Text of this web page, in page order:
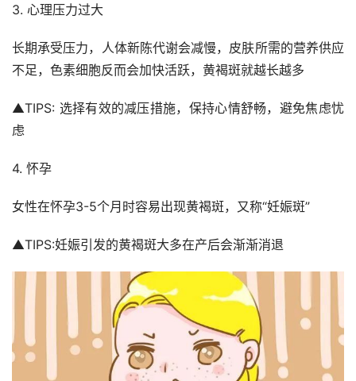
3. 心理压力过大
长期承受压力，人体新陈代谢会减慢，皮肤所需的营养供应
不足，色素细胞反而会加快活跃，黄褐斑就越长越多
▲TIPS: 选择有效的减压措施，保持心情舒畅，避免焦虑忧
虑
4. 怀孕
女性在怀孕3-5个月时容易出现黄褐斑，又称“妊娠斑”
▲TIPS:妊娠引发的黄褐斑大多在产后会渐渐消退